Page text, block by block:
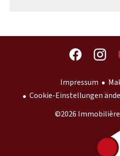
Impressum
Cookie-Einstellungen
©2026 Immobilière